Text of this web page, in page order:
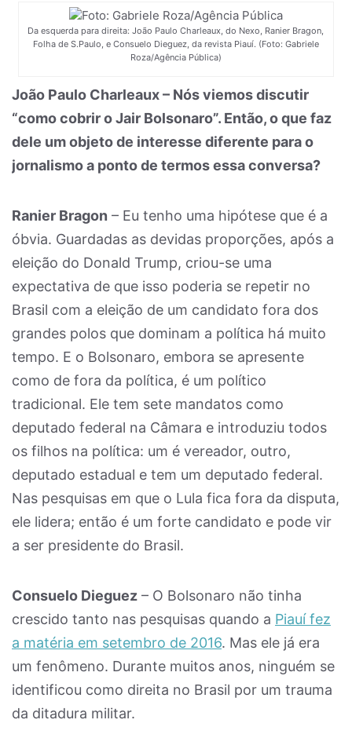
Da esquerda para direita: João Paulo Charleaux, do Nexo, Ranier Bragon,
Folha de S.Paulo, e Consuelo Dieguez, da revista Piauí. (Foto: Gabriele
Roza/Agência Pública)
João Paulo Charleaux – Nós viemos discutir
“como cobrir o Jair Bolsonaro”. Então, o que faz
dele um objeto de interesse diferente para o
jornalismo a ponto de termos essa conversa?
Ranier Bragon – Eu tenho uma hipótese que é a
óbvia. Guardadas as devidas proporções, após a
eleição do Donald Trump, criou-se uma
expectativa de que isso poderia se repetir no
Brasil com a eleição de um candidato fora dos
grandes polos que dominam a política há muito
tempo. E o Bolsonaro, embora se apresente
como de fora da política, é um político
tradicional. Ele tem sete mandatos como
deputado federal na Câmara e introduziu todos
os filhos na política: um é vereador, outro,
deputado estadual e tem um deputado federal.
Nas pesquisas em que o Lula fica fora da disputa,
ele lidera; então é um forte candidato e pode vir
a ser presidente do Brasil.
Consuelo Dieguez – O Bolsonaro não tinha
crescido tanto nas pesquisas quando a Piauí fez
a matéria em setembro de 2016. Mas ele já era
um fenômeno. Durante muitos anos, ninguém se
identificou como direita no Brasil por um trauma
da ditadura militar.